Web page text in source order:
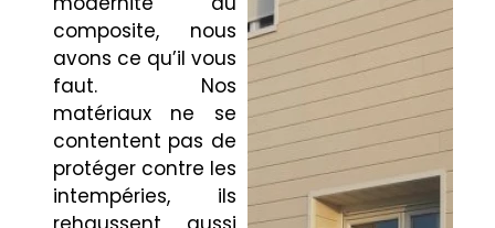
composite, nous
avons ce qu’il vous
faut. Nos
matériaux ne se
contentent pas de
protéger contre les
intempéries, ils